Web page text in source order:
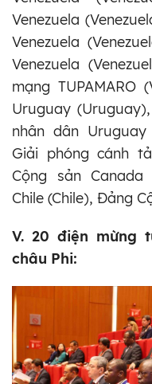
Venezuela
Venezuela
Venezuela
mạng TUPAMARO
Uruguay
nhân dân
Giải phóng cánh
Cộng sản
Chile (Chile), Đảng
V. 20 điện mừng
châu Phi: